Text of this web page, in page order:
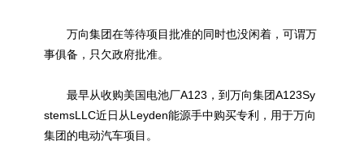
万向集团在等待项目批准的同时也没闲着，可谓万
事俱备，只欠政府批准。
最早从收购美国电池厂A123，到万向集团A123Sy
stemsLLC近日从Leyden能源手中购买专利，用于万向
集团的电动汽车项目。